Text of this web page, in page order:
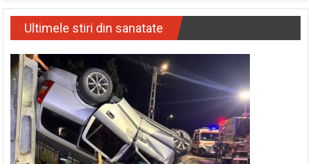
Ultimele stiri din sanatate